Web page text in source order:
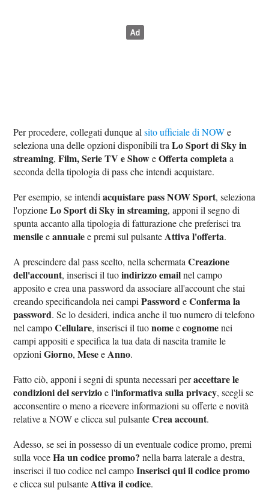
Per procedere, collegati dunque alsito ufficiale di NOWe
seleziona una delle opzioni disponibili traLo Sport di Sky in
streaming,Film, Serie TV e ShoweOfferta completaa
seconda della tipologia di pass che intendi acquistare.
Per esempio, se intendiacquistare pass NOW Sport, seleziona
l'opzioneLo Sport di Sky in streaming, apponi il segno di
spunta accanto alla tipologia di fatturazione che preferisci tra
mensileeannualee premi sul pulsante Attiva l'offerta.
A prescindere dal pass scelto, nella schermataCreazione
dell'account, inserisci il tuoindirizzo emailnel campo
apposito e crea una password da associare all'account che stai
creando specificandola nei campiPasswordeConferma la
password. Se lo desideri, indica anche il tuo numero di telefono
nel campoCellulare, inserisci il tuonomeecognomenei
campi appositi e specifica la tua data di nascita tramite le
opzioniGiorno,Mesee Anno.
Fatto ciò, apponi i segni di spunta necessari peraccettare le
condizioni del servizioe l'informativa sulla privacy, scegli se
acconsentire o meno a ricevere informazioni su offerte e novità
relative a NOW e clicca sul pulsanteCrea account.
Adesso, se sei in possesso di un eventuale codice promo, premi
sulla voceHa un codice promo? nella barra laterale a destra,
inserisci il tuo codice nel campoInserisci qui il codice promo
e clicca sul pulsante Attiva il codice.